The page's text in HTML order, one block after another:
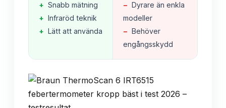
+ Snabb mätning
+ Infraröd teknik
+ Lätt att använda
− Dyrare än enkla
modeller
− Behöver
engångsskydd